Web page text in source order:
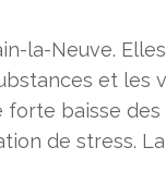
la-Neuve.
et les
forte baisse
de stress.